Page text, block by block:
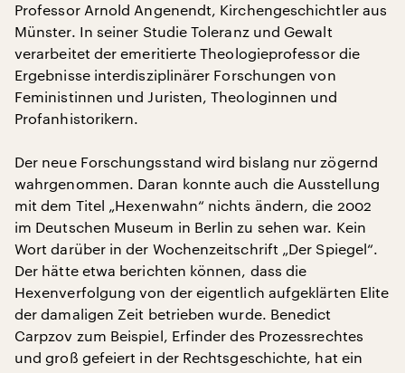
Professor Arnold Angenendt, Kirchengeschichtler aus
Münster. In seiner Studie Toleranz und Gewalt
verarbeitet der emeritierte Theologieprofessor die
Ergebnisse interdisziplinärer Forschungen von
Feministinnen und Juristen, Theologinnen und
Profanhistorikern.
Der neue Forschungsstand wird bislang nur zögernd
wahrgenommen. Daran konnte auch die Ausstellung
mit dem Titel „Hexenwahn“ nichts ändern, die 2002
im Deutschen Museum in Berlin zu sehen war. Kein
Wort darüber in der Wochenzeitschrift „Der Spiegel“.
Der hätte etwa berichten können, dass die
Hexenverfolgung von der eigentlich aufgeklärten Elite
der damaligen Zeit betrieben wurde. Benedict
Carpzov zum Beispiel, Erfinder des Prozessrechtes
und groß gefeiert in der Rechtsgeschichte, hat ein